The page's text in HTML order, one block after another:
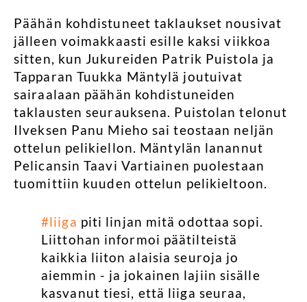
Päähän kohdistuneet taklaukset nousivat
jälleen voimakkaasti esille kaksi viikkoa
sitten, kun Jukureiden Patrik Puistola ja
Tapparan Tuukka Mäntylä joutuivat
sairaalaan päähän kohdistuneiden
taklausten seurauksena. Puistolan telonut
Ilveksen Panu Mieho sai teostaan neljän
ottelun pelikiellon. Mäntylän lanannut
Pelicansin Taavi Vartiainen puolestaan
tuomittiin kuuden ottelun pelikieltoon.
#liiga piti linjan mitä odottaa sopi.
Liittohan informoi päätilteistä
kaikkia liiton alaisia seuroja jo
aiemmin - ja jokainen lajiin sisälle
kasvanut tiesi, että liiga seuraa,